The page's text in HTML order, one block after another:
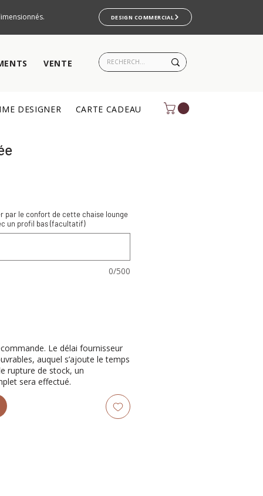
DESIGN COMMERCIAL
VENTE
DESIGNER CARTE CADEAU
par le confort de cette chaise lounge
un profil bas (facultatif)
0/500
Le délai fournisseur
auquel s’ajoute le temps
rupture de stock, un
sera effectué.